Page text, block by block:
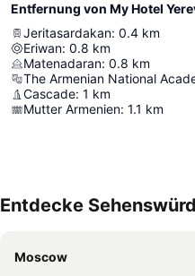
Entfernung von My Hotel
Jeritasardakan: 0.4 km
Eriwan: 0.8 km
Matenadaran: 0.8 km
Cascade: 1 km
Mutter Armenien: 1.1 km
Entdecke
Moscow